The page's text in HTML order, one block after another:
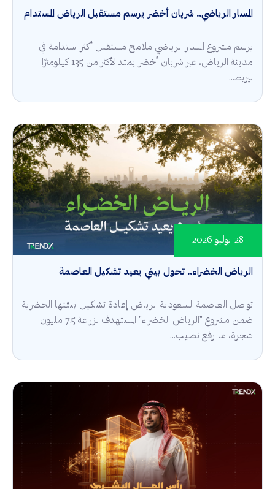
المسار الرياضي.. شريان أخضر يرسم مستقبل الرياض المستدام
يرسم مشروع المسار الرياضي ملامح مستقبل أكثر استدامة في
مدينة الرياض، عبر شريان أخضر يمتد لأكثر من 135 كيلومترًا
ليربط...
الرياض الخضراء.. تحول بيئي يعيد تشكيل العاصمة
28 يوليو 2026
تواصل العاصمة السعودية الرياض إعادة تشكيل بيئتها الحضرية
ضمن مشروع "الرياض الخضراء" المستهدف لزراعة 7.5 مليون
شجرة، ما رفع نصيب...